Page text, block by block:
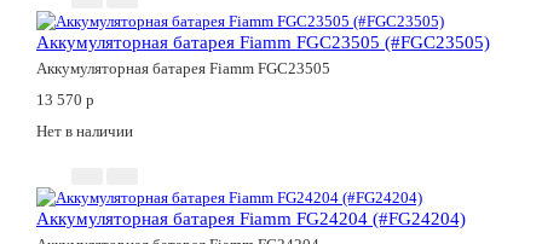
Аккумуляторная батарея Fiamm FGC23505 (#FGC23505)
Аккумуляторная батарея Fiamm FGC23505
13 570 p
Нет в наличии
Аккумуляторная батарея Fiamm FG24204 (#FG24204)